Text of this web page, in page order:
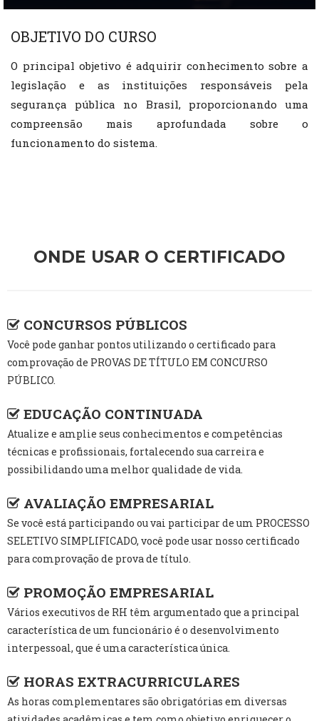
OBJETIVO DO CURSO
O principal objetivo é adquirir conhecimento sobre a
legislação e as instituições responsáveis pela
segurança pública no Brasil, proporcionando uma
compreensão mais aprofundada sobre o
funcionamento do sistema.
ONDE USAR O CERTIFICADO
CONCURSOS PÚBLICOS
Você pode ganhar pontos utilizando o certificado para
comprovação de PROVAS DE TÍTULO EM CONCURSO
PÚBLICO.
EDUCAÇÃO CONTINUADA
Atualize e amplie seus conhecimentos e competências
técnicas e profissionais, fortalecendo sua carreira e
possibilidando uma melhor qualidade de vida.
AVALIAÇÃO EMPRESARIAL
Se você está participando ou vai participar de um PROCESSO
SELETIVO SIMPLIFICADO, você pode usar nosso certificado
para comprovação de prova de título.
PROMOÇÃO EMPRESARIAL
Vários executivos de RH têm argumentado que a principal
característica de um funcionário é o desenvolvimento
interpessoal, que é uma característica única.
HORAS EXTRACURRICULARES
As horas complementares são obrigatórias em diversas